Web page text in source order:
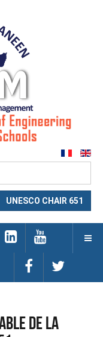
UNESCO CHAIR 651
de la